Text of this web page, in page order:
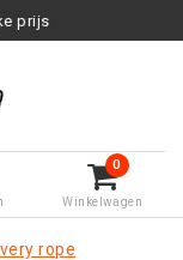
0
Winkelwagen
rope